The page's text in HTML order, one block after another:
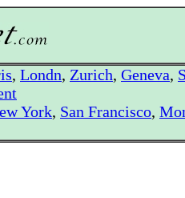
, Londn, Zurich, Geneva,
York, San Francisco,